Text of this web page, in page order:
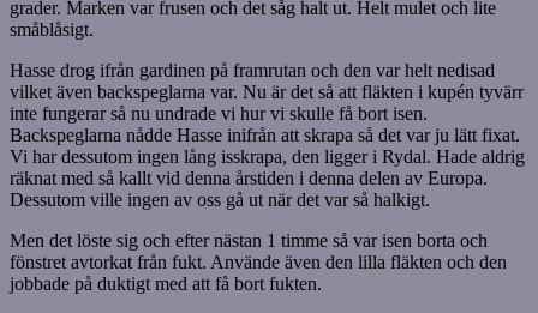
grader. Marken var frusen och det såg halt ut. Helt mulet och lite
småblåsigt.
Hasse drog ifrån gardinen på framrutan och den var helt nedisad
vilket även backspeglarna var. Nu är det så att fläkten i kupén tyvärr
inte fungerar så nu undrade vi hur vi skulle få bort isen.
Backspeglarna nådde Hasse inifrån att skrapa så det var ju lätt fixat.
Vi har dessutom ingen lång isskrapa, den ligger i Rydal. Hade aldrig
räknat med så kallt vid denna årstiden i denna delen av Europa.
Dessutom ville ingen av oss gå ut när det var så halkigt.
Men det löste sig och efter nästan 1 timme så var isen borta och
fönstret avtorkat från fukt. Använde även den lilla fläkten och den
jobbade på duktigt med att få bort fukten.